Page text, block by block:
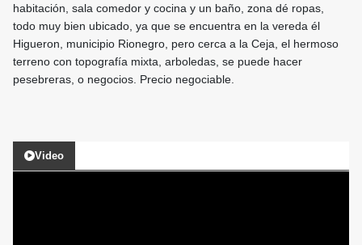
habitación, sala comedor y cocina y un baño, zona dé ropas,
todo muy bien ubicado, ya que se encuentra en la vereda él
Higueron, municipio Rionegro, pero cerca a la Ceja, el hermoso
terreno con topografía mixta, arboledas, se puede hacer
pesebreras, o negocios. Precio negociable.
Video